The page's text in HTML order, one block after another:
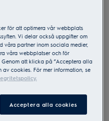
45 m²
enligt EU-
för att optimera vår webbplats
Vi delar också uppgifter om
våra partner inom sociala medier,
våra webbplatser och för
att klicka på ”Acceptera alla
cookies. För mer information, se
Acceptera alla cookies